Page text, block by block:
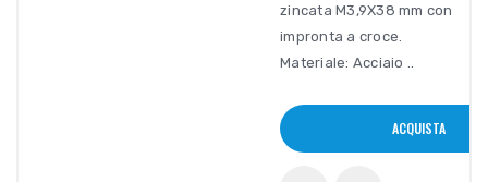
zincata M3,9X38 mm con
impronta a croce.
Materiale: Acciaio ..
ACQUISTA